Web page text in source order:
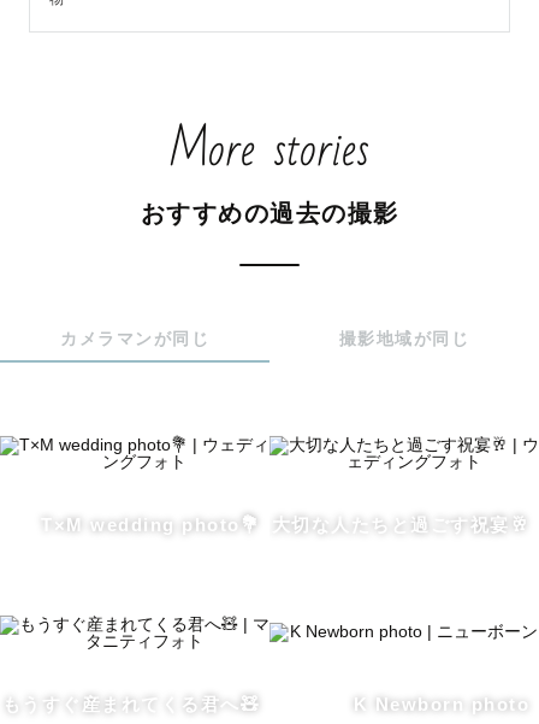
『(お子様が)人見知りなのに心を許しているのがすごいな
懐いたのは驚きでした』などなど
す。
物や袴を着用しての撮影、夜間の撮影、結婚式の2次会撮影
なども承ります♪
での撮影、レンタルスタジオなどでの撮影など屋外屋内問
読をよろしくお願いいたします)
るため【広告撮影】や【おひとり様撮影】【プロフィール
More stories
おすすめの過去の撮影
カメラマンが同じ 撮影地域が同じ
T×M wedding photo💐 大切な人たちと過ごす祝宴🥂
もうすぐ産まれてくる君へ🧸 K Newborn photo